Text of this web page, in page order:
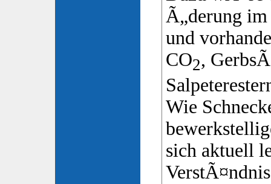
Ã„derung
und
CO2,
Wie
sich aktuell